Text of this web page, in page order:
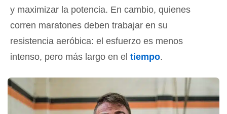
y maximizar la potencia. En cambio, quienes
corren maratones deben trabajar en su
resistencia aeróbica: el esfuerzo es menos
intenso, pero más largo en el tiempo.